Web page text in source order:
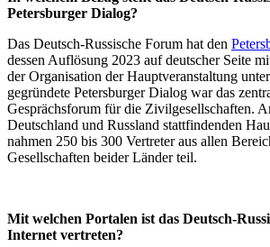
Petersburger Dialog?
Das Deutsch-Russische Forum hat den
dessen Auflösung 2023 auf deutscher Seite
der Organisation der Hauptveranstaltung
gegründete Petersburger Dialog war das
Gesprächsforum für die Zivilgesellschaften.
Deutschland und Russland stattfindenden
nahmen 250 bis 300 Vertreter aus allen
Gesellschaften beider Länder teil.
Mit welchen Portalen ist das Deutsch-
Internet vertreten?